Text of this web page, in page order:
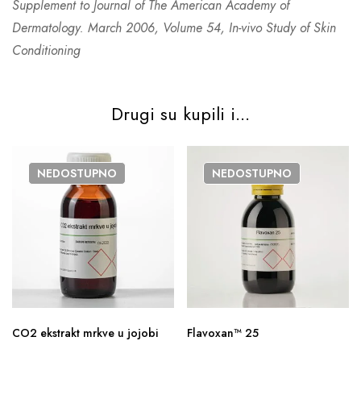
Supplement to Journal of The American Academy of
Dermatology. March 2006, Volume 54, In-vivo Study of Skin
Conditioning
Drugi su kupili i...
NEDOSTUPNO
CO2 ekstrakt mrkve u jojobi
NEDOSTUPNO
Flavoxan™ 25